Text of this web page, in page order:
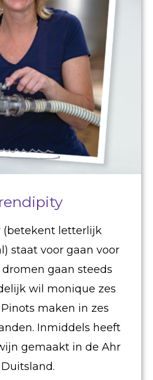
(betekent letterlijk
staat voor gaan voor
dromen gaan steeds
wil monique zes
maken in zes
Inmiddels heeft
gemaakt in de Ahr